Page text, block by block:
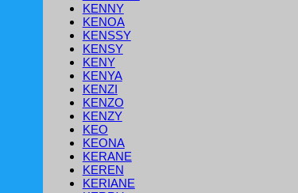
KENNY
KENOA
KENSSY
KENSY
KENY
KENYA
KENZI
KENZO
KENZY
KEO
KEONA
KERANE
KEREN
KERIANE